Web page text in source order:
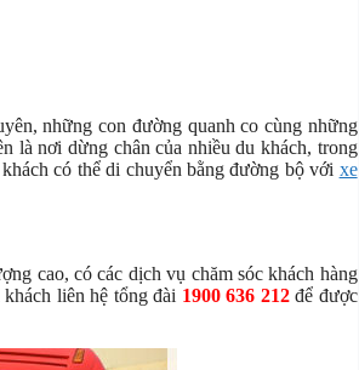
những con đường quanh co cùng những
là nơi dừng chân của nhiều du khách, trong
có thể di chuyển bằng đường bộ với xe
cao, có các dịch vụ chăm sóc khách hàng
liên hệ tổng đài 1900 636 212để được